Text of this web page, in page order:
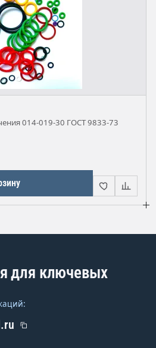
014-019-30 ГОСТ 9833-73
для ключевых